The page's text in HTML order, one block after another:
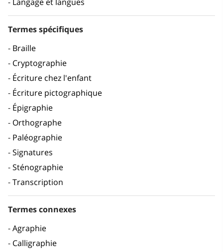
Termes spécifiques
Braille
Cryptographie
Écriture chez l'enfant
Écriture pictographique
Épigraphie
Orthographe
Paléographie
Signatures
Sténographie
Transcription
Termes connexes
Agraphie
Calligraphie